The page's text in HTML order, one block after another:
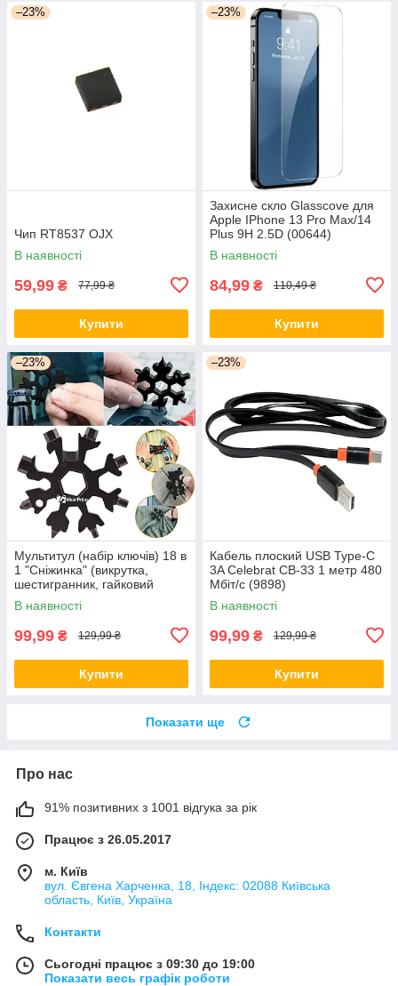
–23%
Чип RT8537 OJX
В наявності
59,99 ₴ 77,99 ₴
Купити
–23%
Захисне скло Glasscove для
Apple IPhone 13 Pro Max/14
Plus 9H 2.5D (00644)
В наявності
84,99 ₴ 110,49 ₴
Купити
–23%
Мультитул (набір ключів) 18 в
1 "Сніжинка" (викрутка,
шестигранник, гайковий
ключ) Black (5626)
В наявності
99,99 ₴ 129,99 ₴
Купити
–23%
Кабель плоский USB Type-C
3A Celebrat CB-33 1 метр 480
Мбіт/с (9898)
В наявності
99,99 ₴ 129,99 ₴
Купити
Показати ще
Про нас
91% позитивних з 1001 відгука за рік
Працює з 26.05.2017
м. Київ
вул. Євгена Харченка, 18, Індекс: 02088 Київська
область, Київ, Україна
Контакти
Сьогодні працює з 09:30 до 19:00
Показати весь графік роботи